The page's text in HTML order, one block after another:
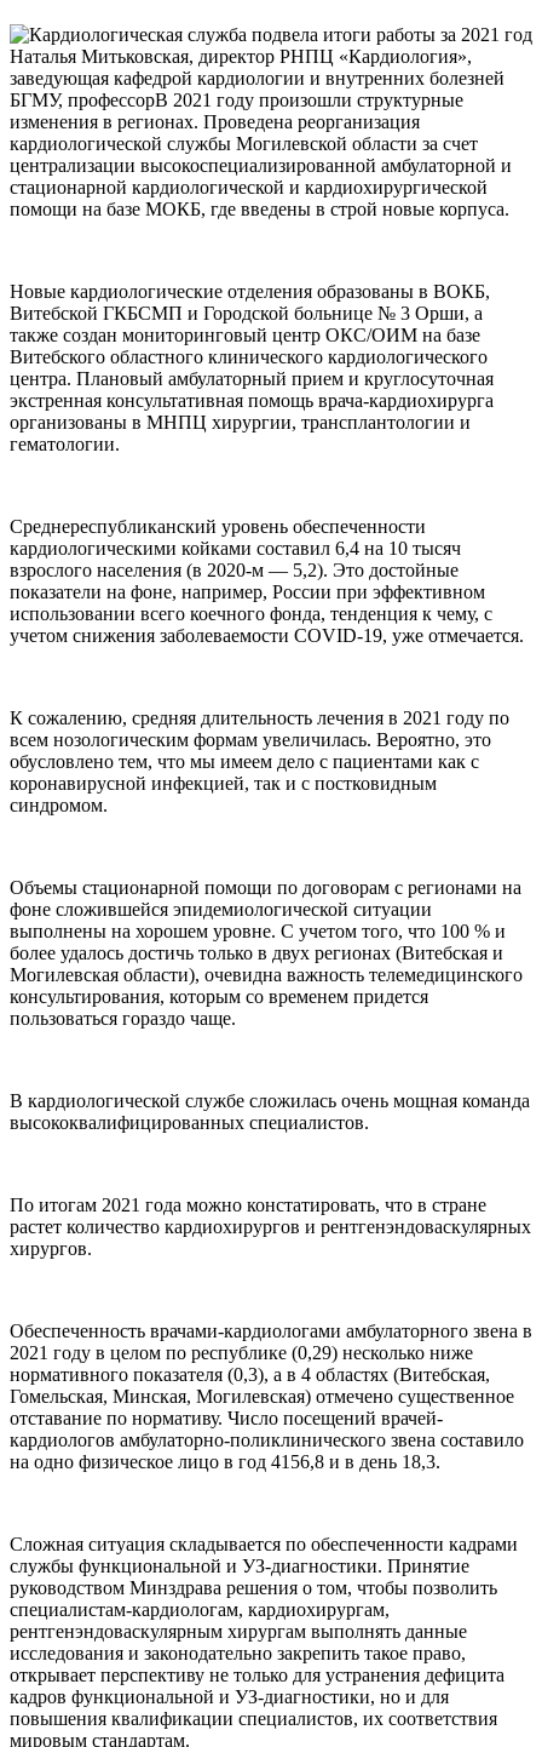
Наталья Митьковская, директор РНПЦ «Кардиология»,
заведующая кафедрой кардиологии и внутренних болезней
БГМУ, профессорВ 2021 году произошли структурные
изменения в регионах. Проведена реорганизация
кардиологической службы Могилевской области за счет
централизации высокоспециализированной амбулаторной и
стационарной кардиологической и кардиохирургической
помощи на базе МОКБ, где введены в строй новые корпуса.
Новые кардиологические отделения образованы в ВОКБ,
Витебской ГКБСМП и Городской больнице № 3 Орши, а
также создан мониторинговый центр ОКС/ОИМ на базе
Витебского областного клинического кардиологического
центра. Плановый амбулаторный прием и круглосуточная
экстренная консультативная помощь врача-кардиохирурга
организованы в МНПЦ хирургии, трансплантологии и
гематологии.
Среднереспубликанский уровень обеспеченности
кардиологическими койками составил 6,4 на 10 тысяч
взрослого населения (в 2020-м — 5,2). Это достойные
показатели на фоне, например, России при эффективном
использовании всего коечного фонда, тенденция к чему, с
учетом снижения заболеваемости COVID-19, уже отмечается.
К сожалению, средняя длительность лечения в 2021 году по
всем нозологическим формам увеличилась. Вероятно, это
обусловлено тем, что мы имеем дело с пациентами как с
коронавирусной инфекцией, так и с постковидным
синдромом.
Объемы стационарной помощи по договорам с регионами на
фоне сложившейся эпидемиологической ситуации
выполнены на хорошем уровне. С учетом того, что 100 % и
более удалось достичь только в двух регионах (Витебская и
Могилевская области), очевидна важность телемедицинского
консультирования, которым со временем придется
пользоваться гораздо чаще.
В кардиологической службе сложилась очень мощная команда
высококвалифицированных специалистов.
По итогам 2021 года можно констатировать, что в стране
растет количество кардиохирургов и рентгенэндоваскулярных
хирургов.
Обеспеченность врачами-кардиологами амбулаторного звена в
2021 году в целом по республике (0,29) несколько ниже
нормативного показателя (0,3), а в 4 областях (Витебская,
Гомельская, Минская, Могилевская) отмечено существенное
отставание по нормативу. Число посещений врачей-
кардиологов амбулаторно-поликлинического звена составило
на одно физическое лицо в год 4156,8 и в день 18,3.
Сложная ситуация складывается по обеспеченности кадрами
службы функциональной и УЗ-диагностики. Принятие
руководством Минздрава решения о том, чтобы позволить
специалистам-кардиологам, кардиохирургам,
рентгенэндоваскулярным хирургам выполнять данные
исследования и законодательно закрепить такое право,
открывает перспективу не только для устранения дефицита
кадров функциональной и УЗ-диагностики, но и для
повышения квалификации специалистов, их соответствия
мировым стандартам.